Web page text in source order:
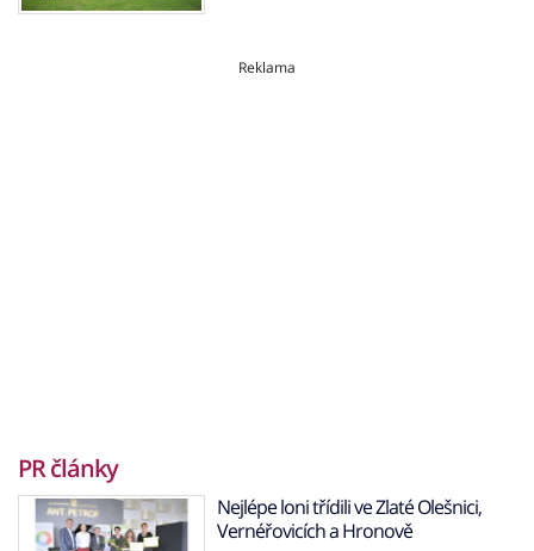
Reklama
PR články
Nejlépe loni třídili ve Zlaté Olešnici,
Vernéřovicích a Hronově